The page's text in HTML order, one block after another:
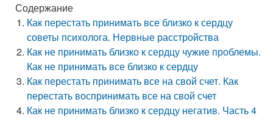
Содержание
Как перестать принимать все близко к сердцу
советы психолога. Нервные расстройства
Как не принимать близко к сердцу чужие проблемы.
Как не принимать все близко к сердцу
Как перестать принимать все на свой счет. Как
перестать воспринимать все на свой счет
Как не принимать близко к сердцу негатив. Часть 4